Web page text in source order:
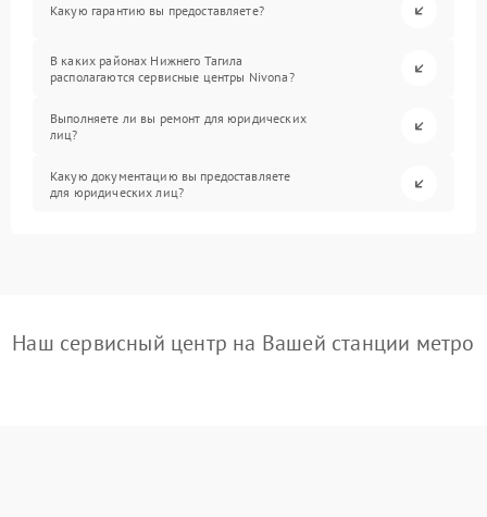
Какую гарантию вы предоставляете?
В каких районах Нижнего Тагила
располагаются сервисные центры Nivona?
Выполняете ли вы ремонт для юридических
лиц?
Какую документацию вы предоставляете
для юридических лиц?
Наш сервисный центр на Вашей станции метро